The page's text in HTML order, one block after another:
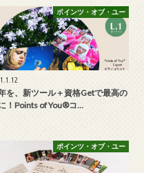
ポインツ・オブ・ユー
を、新ツール＋資格Getで最高の
！Points of You®コ…
ポインツ・オブ・ユー